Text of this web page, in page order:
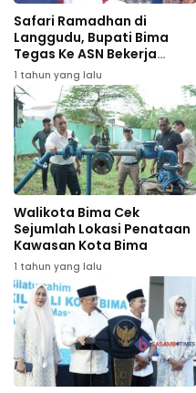
Safari Ramadhan di
Langgudu, Bupati Bima
Tegas Ke ASN Bekerja
Profesional
1 tahun yang lalu
Walikota Bima Cek
Sejumlah Lokasi Penataan
Kawasan Kota Bima
1 tahun yang lalu